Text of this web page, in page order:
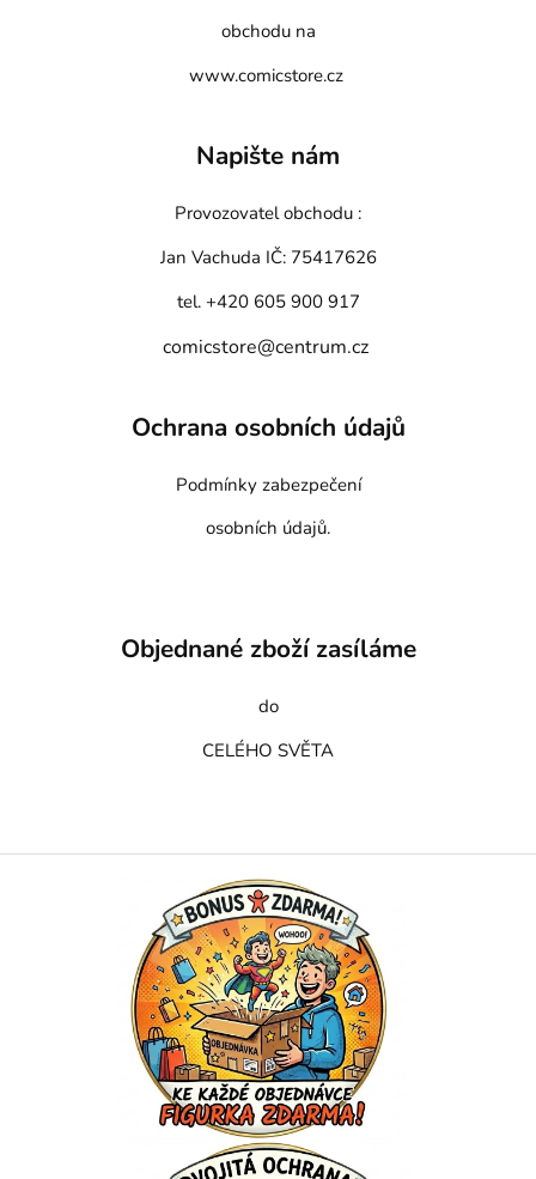
obchodu na
www.comicstore.cz
Napište nám
Provozovatel obchodu :
Jan Vachuda IČ: 75417626
tel. +420 605 900 917
comicstore@centrum.cz
Ochrana osobních údajů
Podmínky zabezpečení
osobních údajů.
Objednané zboží zasíláme
do
CELÉHO SVĚTA